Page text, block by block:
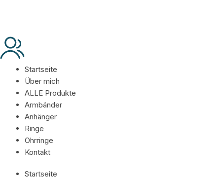
Startseite
Über mich
ALLE Produkte
Armbänder
Anhänger
Ringe
Ohrringe
Kontakt
Startseite